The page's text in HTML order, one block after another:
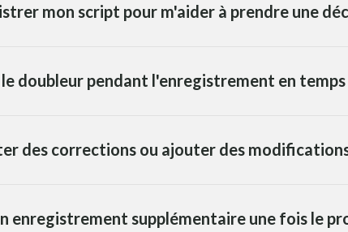
mon script pour m'aider à prendre une
doubleur pendant l'enregistrement en temps
des corrections ou ajouter des
enregistrement supplémentaire une fois le